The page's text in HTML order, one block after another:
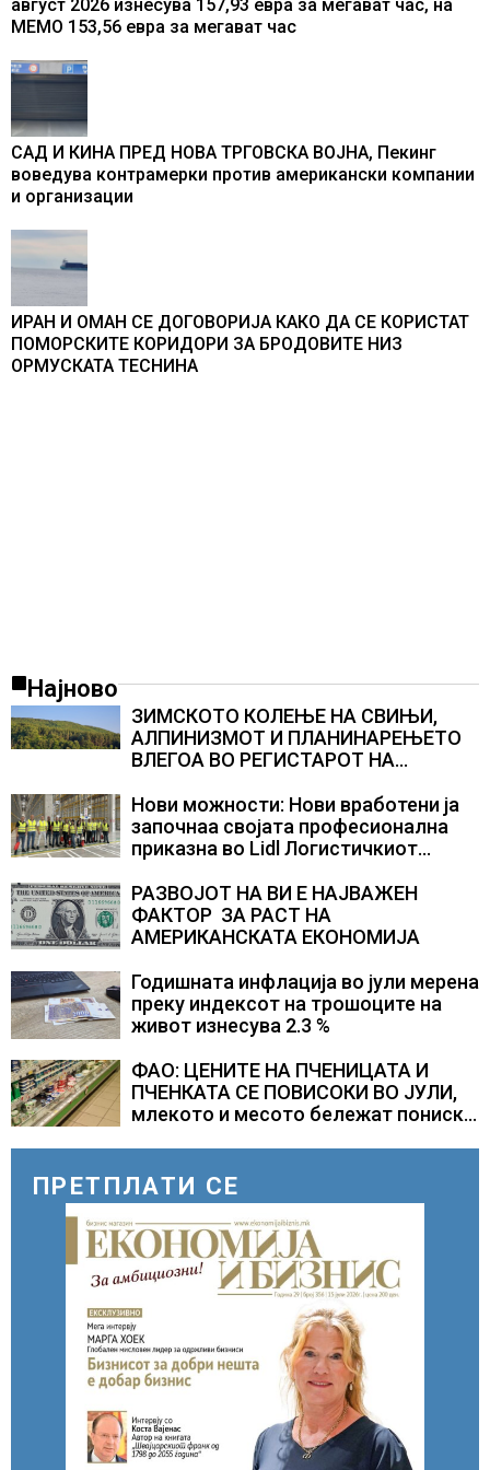
август 2026 изнесува 157,93 евра за мегават час, на
МЕМО 153,56 евра за мегават час
САД И КИНА ПРЕД НОВА ТРГОВСКА ВОЈНА, Пекинг
воведува контрамерки против американски компании
и организации
ИРАН И ОМАН СЕ ДОГОВОРИЈА КАКО ДА СЕ КОРИСТАТ
ПОМОРСКИТЕ КОРИДОРИ ЗА БРОДОВИТЕ НИЗ
ОРМУСКАТА ТЕСНИНА
Најново
ЗИМСКОТО КОЛЕЊЕ НА СВИЊИ,
АЛПИНИЗМОТ И ПЛАНИНАРЕЊЕТО
ВЛЕГОА ВО РЕГИСТАРОТ НА
СЛОВЕНИЈА
Нови можности: Нови вработени ја
започнаа својата професионална
приказна во Lidl Логистичкиот
РАЗВОЈОТ НА ВИ Е НАЈВАЖЕН
ФАКТОР ЗА РАСТ НА
АМЕРИКАНСКАТА ЕКОНОМИЈА
Годишната инфлација во јули мерена
преку индексот на трошоците на
живот изнесува 2.3 %
ФАО: ЦЕНИТЕ НА ПЧЕНИЦАТА И
ПЧЕНКАТА СЕ ПОВИСОКИ ВО ЈУЛИ,
млекото и месото бележат пониски
ПРЕТПЛАТИ СЕ